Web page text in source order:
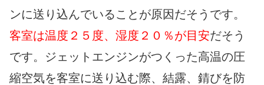
ンに送り込んでいることが原因だそうです。
客室は温度２５度、湿度２０％が目安だそう
です。ジェットエンジンがつくった高温の圧
縮空気を客室に送り込む際、結露、錆びを防